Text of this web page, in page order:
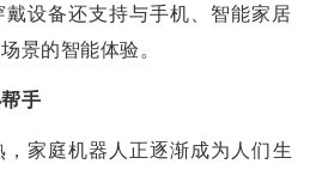
设备还支持与手机、智能家居
景的智能体验。
手
家庭机器人正逐渐成为人们生